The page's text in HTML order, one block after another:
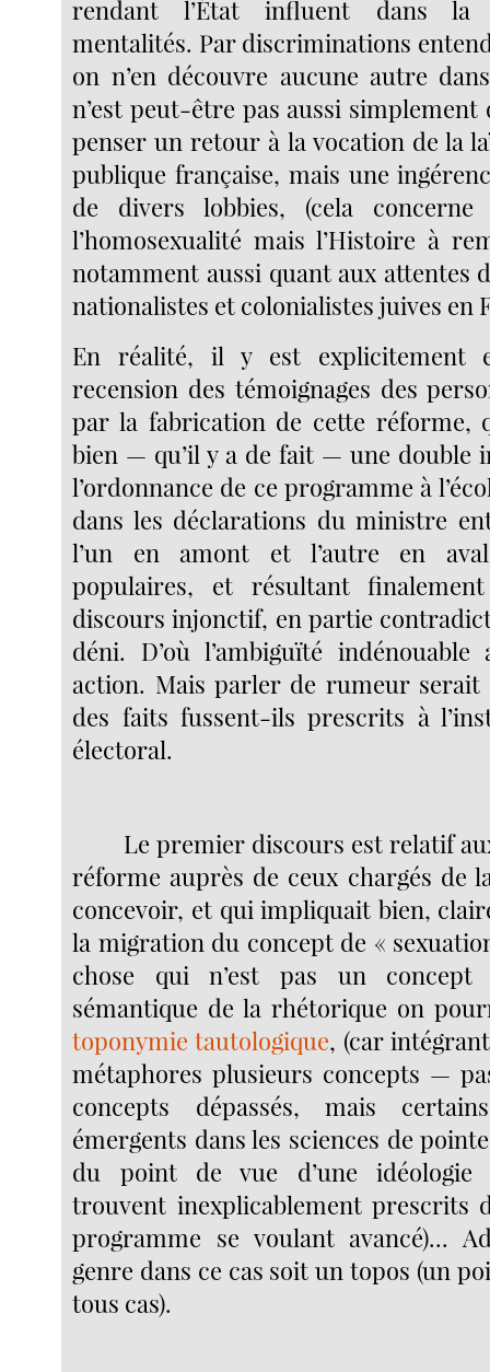
rendant l’État influent dans la
mentalités. Par discriminations
on n’en découvre aucune autre
n’est peut-être pas aussi simplement
penser un retour à la vocation de la
publique française, mais une
de divers lobbies, (cela concerne
l’homosexualité mais l’Histoire à
notamment aussi quant aux attentes
nationalistes et colonialistes juives en
En réalité, il y est explicitement
recension des témoignages des
par la fabrication de cette réforme,
bien — qu’il y a de fait — une double
l’ordonnance de ce programme à
dans les déclarations du ministre
l’un en amont et l’autre en
populaires, et résultant
discours injonctif, en partie
déni. D’où l’ambiguïté
action. Mais parler de rumeur
des faits fussent-ils prescrits à
électoral.
Le premier discours est relatif
réforme auprès de ceux chargés de
concevoir, et qui impliquait bien,
la migration du concept de «
chose qui n’est pas un concept
sémantique de la rhétorique on
toponymie tautologique, (car
métaphores plusieurs concepts —
concepts dépassés, mais
émergents dans les sciences de
du point de vue d’une idéologie
trouvent inexplicablement prescrits
programme se voulant avancé)...
genre dans ce cas soit un topos (un
tous cas).